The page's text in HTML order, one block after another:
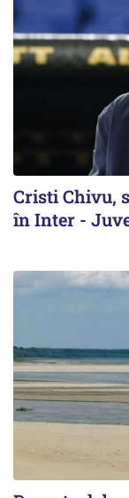
Cristi Chivu,
în Inter -